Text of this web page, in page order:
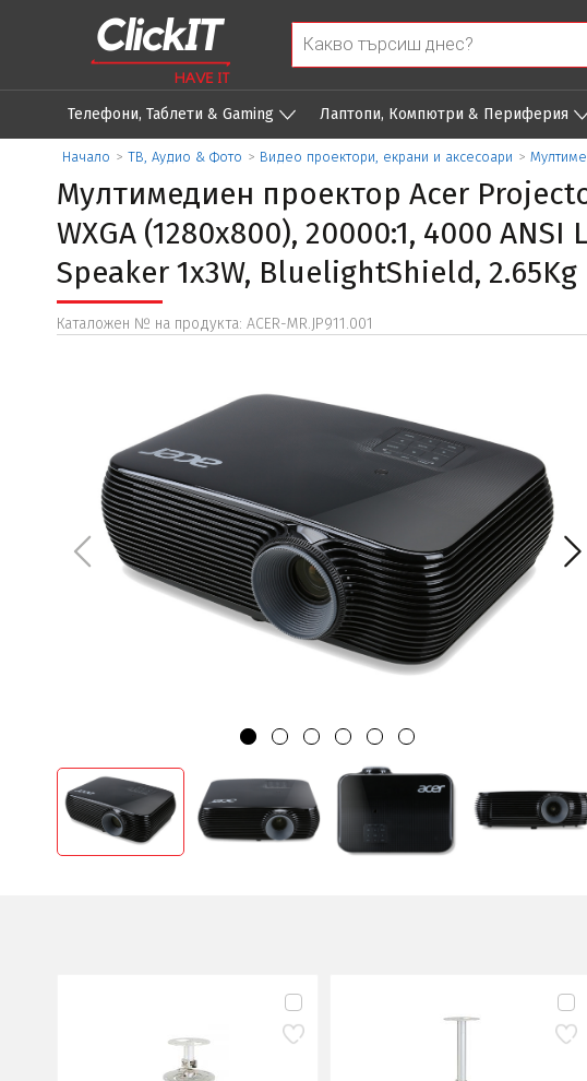
Телефони, Таблети & Gaming Лаптопи, Компютри & Периферия
Начало > ТВ, Аудио & Фото > Видео проектори, екрани и аксесоари >
Мултимедиен проектор Acer
WXGA (1280x800), 20000:1, 4000
Speaker 1x3W, BluelightShield, 2.65Kg
Каталожен № на продукта: ACER-MR.JP911.001